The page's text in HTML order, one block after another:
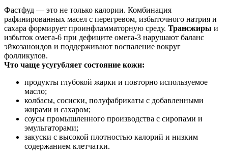
Фастфуд — это не только калории. Комбинация
рафинированных масел с перегревом, избыточного натрия и
сахара формирует проинфламматорную среду. Трансжиры и
избыток омега‑6 при дефиците омега‑3 нарушают баланс
эйкозаноидов и поддерживают воспаление вокруг
фолликулов.
Что чаще усугубляет состояние кожи:
продукты глубокой жарки и повторно используемое
масло;
колбасы, сосиски, полуфабрикаты с добавленными
жирами и сахаром;
соусы промышленного производства с сиропами и
эмульгаторами;
закуски с высокой плотностью калорий и низким
содержанием клетчатки.